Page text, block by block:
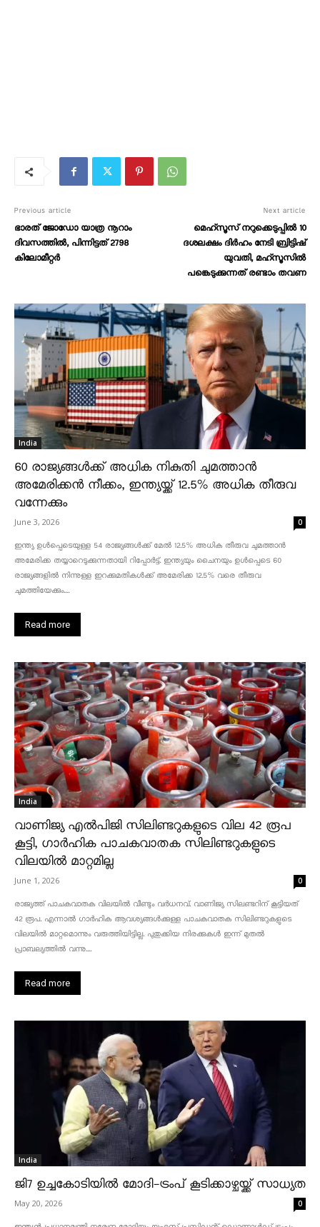
Previous article
ഭാരത് ജോഡോ യാത്ര നൂറാം
ദിവസത്തിൽ, പിന്നിട്ടത് 2798
കിലോമീറ്റർ
Next article
മെഹ്സൂസ് നറുക്കെടുപ്പിൽ 10
ദശലക്ഷം ദിർഹം നേടി ബ്രിട്ടിഷ്
യുവതി, മഹ്‌സൂസില്‍
പങ്കെടുക്കുന്നത് രണ്ടാം തവണ
India
60 രാജ്യങ്ങൾക്ക് അധിക നികുതി ചുമത്താൻ
അമേരിക്കൻ നീക്കം, ഇന്ത്യയ്ക്ക് 12.5% അധിക തീരുവ
വന്നേക്കും
June 3, 2026 0
ഇന്ത്യ ഉൾപ്പെടെയുള്ള 54 രാജ്യങ്ങൾക്ക് മേൽ 12.5% അധിക തീരുവ ചുമത്താൻ
അമേരിക്ക തയ്യാറെടുക്കുന്നതായി റിപ്പോർട്ട്. ഇന്ത്യയും ചൈനയും ഉൾപ്പെടെ 60
രാജ്യങ്ങളിൽ നിന്നുള്ള ഇറക്കുമതികൾക്ക് അമേരിക്ക 12.5% ​​വരെ തീരുവ
ചുമത്തിയേക്കും....
Read more
India
വാണിജ്യ എൽപിജി സിലിണ്ടറുകളുടെ വില 42 രൂപ
കൂട്ടി, ഗാർഹിക പാചകവാതക സിലിണ്ടറുകളുടെ
വിലയിൽ മാറ്റമില്ല
June 1, 2026 0
രാജ്യത്ത് പാചകവാതക വിലയിൽ വീണ്ടും വർധനവ്. വാണിജ്യ സിലണ്ടറിന് കൂട്ടിയത്
42 രൂപ. എന്നാൽ ഗാർഹിക ആവശ്യങ്ങൾക്കുള്ള പാചകവാതക സിലിണ്ടറുകളുടെ
വിലയിൽ മാറ്റമൊന്നും വരുത്തിയിട്ടില്ല. പുതുക്കിയ നിരക്കുകൾ ഇന്ന് മുതൽ
പ്രാബല്യത്തിൽ വന്നു....
Read more
India
ജി7 ഉച്ചകോടിയിൽ മോദി-ട്രംപ് കൂടിക്കാഴ്ചയ്ക്ക് സാധ്യത
May 20, 2026 0